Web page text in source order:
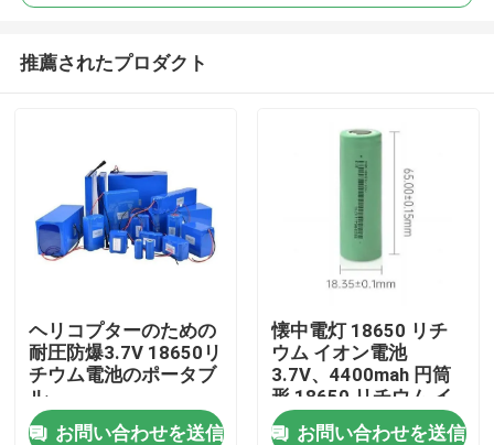
家
推薦されたプロダクト
ヘリコプターのための
耐圧防爆3.7V 18650リ
チウム電池のポータブ
ル
お問い合わせを送信
懐中電灯 18650 リチ
ウム イオン電池
3.7V、4400mah 円筒
形 18650 リチウム イ
オン電池
お問い合わせを送信